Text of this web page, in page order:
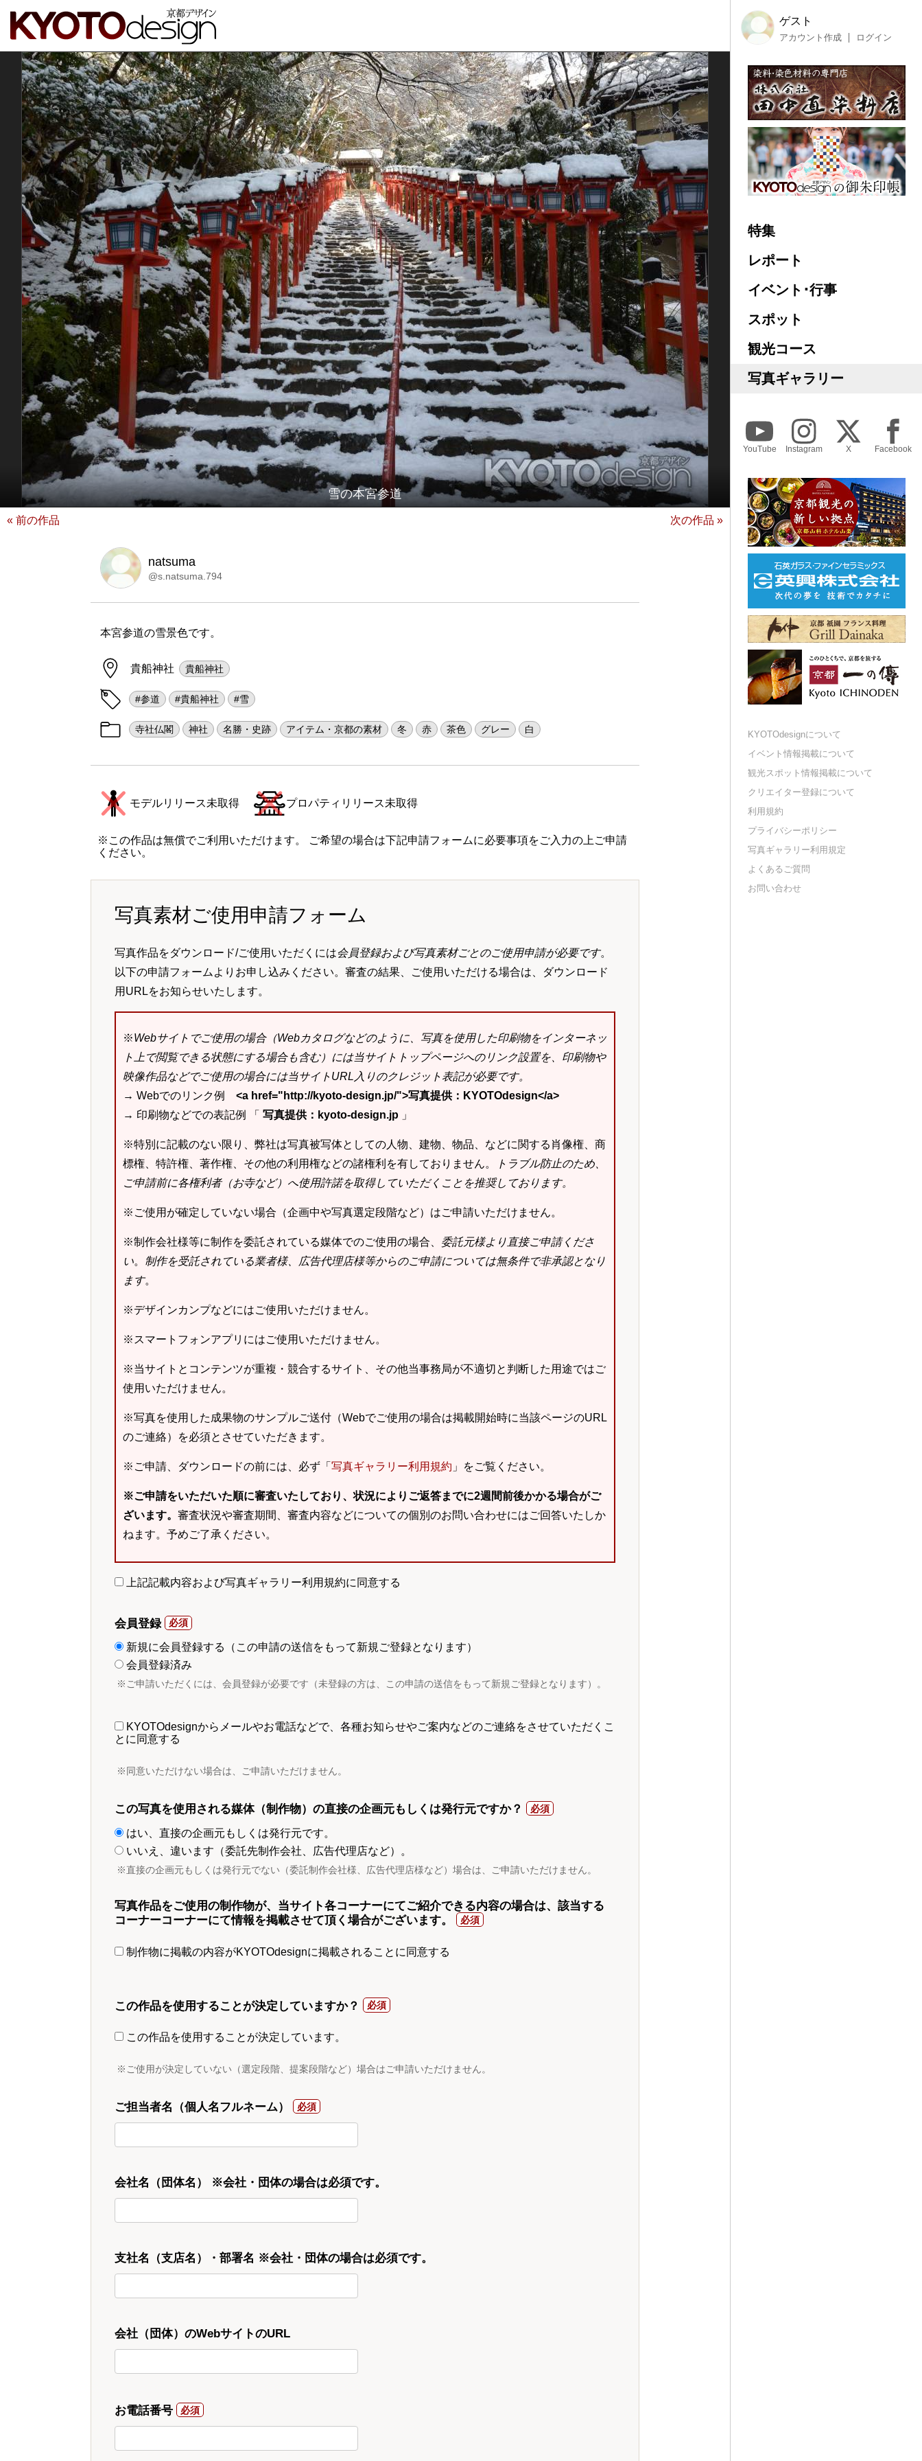
雪の本宮参道
« 前の作品 次の作品 »
natsuma
@s.natsuma.794
本宮参道の雪景色です。
貴船神社 貴船神社
#参道 #貴船神社 #雪
寺社仏閣 神社 名勝・史跡 アイテム・京都の素材 冬 赤 茶色 グレー 白
モデルリリース未取得 プロパティリリース未取得
※この作品は無償でご利用いただけます。 ご希望の場合は下記申請フォームに必要事項をご入力の上ご申請
ください。
写真素材ご使用申請フォーム
写真作品をダウンロード/ご使用いただくには会員登録および写真素材ごとのご使用申請が必要です。
以下の申請フォームよりお申し込みください。審査の結果、ご使用いただける場合は、ダウンロード
用URLをお知らせいたします。
※Webサイトでご使用の場合（Webカタログなどのように、写真を使用した印刷物をインターネッ
ト上で閲覧できる状態にする場合も含む）には当サイトトップページへのリンク設置を、印刷物や
映像作品などでご使用の場合には当サイトURL入りのクレジット表記が必要です。
→ Webでのリンク例 <a href="http://kyoto-design.jp/">写真提供：KYOTOdesign</a>
→ 印刷物などでの表記例 「 写真提供：kyoto-design.jp 」
※特別に記載のない限り、弊社は写真被写体としての人物、建物、物品、などに関する肖像権、商
標権、特許権、著作権、その他の利用権などの諸権利を有しておりません。
トラブル防止のため、
ご申請前に各権利者（お寺など）へ使用許諾を取得していただくことを推奨しております。
※ご使用が確定していない場合（企画中や写真選定段階など）はご申請いただけません。
※制作会社様等に制作を委託されている媒体でのご使用の場合、 委託元様より直接ご申請くださ
い。 制作を受託されている業者様、広告代理店様等からのご申請については無条件で非承認となり
ます。
※デザインカンプなどにはご使用いただけません。
※スマートフォンアプリにはご使用いただけません。
※当サイトとコンテンツが重複・競合するサイト、その他当事務局が不適切と判断した用途ではご
使用いただけません。
※写真を使用した成果物のサンプルご送付（Webでご使用の場合は掲載開始時に当該ページのURL
のご連絡）を必須とさせていただきます。
※ご申請、ダウンロードの前には、必ず「 写真ギャラリー利用規約 」をご覧ください。
※ご申請をいただいた順に審査いたしており、状況によりご返答までに2週間前後かかる場合がご
ざいます。 審査状況や審査期間、審査内容などについての個別のお問い合わせにはご回答いたしか
ねます。予めご了承ください。
上記記載内容および写真ギャラリー利用規約に同意する
会員登録
新規に会員登録する（この申請の送信をもって新規ご登録となります）
会員登録済み
※ご申請いただくには、会員登録が必要です（未登録の方は、この申請の送信をもって新規ご登録となります）。
KYOTOdesignからメールやお電話などで、各種お知らせやご案内などのご連絡をさせていただくこ
とに同意する
※同意いただけない場合は、ご申請いただけません。
この写真を使用される媒体（制作物）の直接の企画元もしくは発行元ですか？
はい、直接の企画元もしくは発行元です。
いいえ、違います（委託先制作会社、広告代理店など）。
※直接の企画元もしくは発行元でない（委託制作会社様、広告代理店様など）場合は、ご申請いただけません。
写真作品をご使用の制作物が、当サイト各コーナーにてご紹介できる内容の場合は、該当する
コーナーコーナーにて情報を掲載させて頂く場合がございます。
制作物に掲載の内容がKYOTOdesignに掲載されることに同意する
この作品を使用することが決定していますか？
この作品を使用することが決定しています。
※ご使用が決定していない（選定段階、提案段階など）場合はご申請いただけません。
ご担当者名（個人名フルネーム）
会社名（団体名） ※会社・団体の場合は必須です。
支社名（支店名）・部署名 ※会社・団体の場合は必須です。
会社（団体）のWebサイトのURL
お電話番号
ゲスト
アカウント作成 ログイン
特集
レポート
イベント･行事
スポット
観光コース
写真ギャラリー
YouTube Instagram X Facebook
KYOTOdesignについて
イベント情報掲載について
観光スポット情報掲載について
クリエイター登録について
利用規約
プライバシーポリシー
写真ギャラリー利用規定
よくあるご質問
お問い合わせ